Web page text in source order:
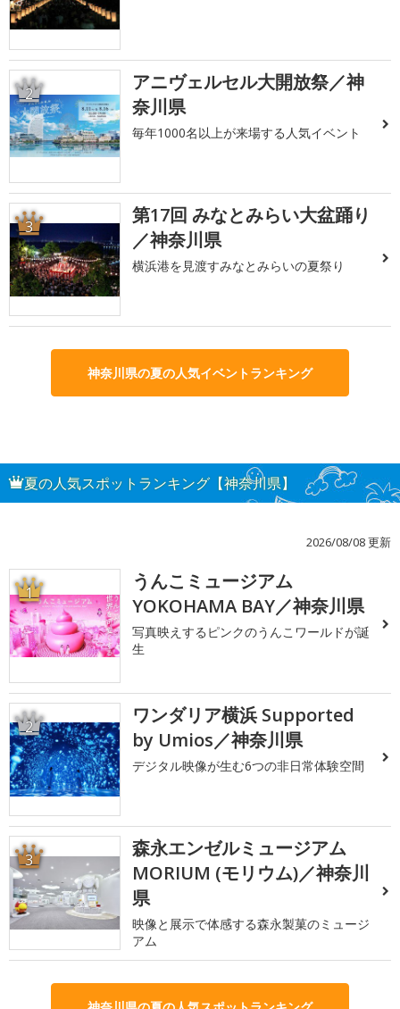
2
アニヴェルセル大開放祭／神
奈川県
毎年1000名以上が来場する人気イベント
3
第17回 みなとみらい大盆踊り
／神奈川県
横浜港を見渡すみなとみらいの夏祭り
神奈川県の夏の人気イベントランキング
夏の人気スポットランキング【神奈川県】
2026/08/08 更新
1
うんこミュージアム
YOKOHAMA BAY／神奈川県
写真映えするピンクのうんこワールドが誕
生
2
ワンダリア横浜 Supported
by Umios／神奈川県
デジタル映像が生む6つの非日常体験空間
3
森永エンゼルミュージアム
MORIUM (モリウム)／神奈川
県
映像と展示で体感する森永製菓のミュージ
アム